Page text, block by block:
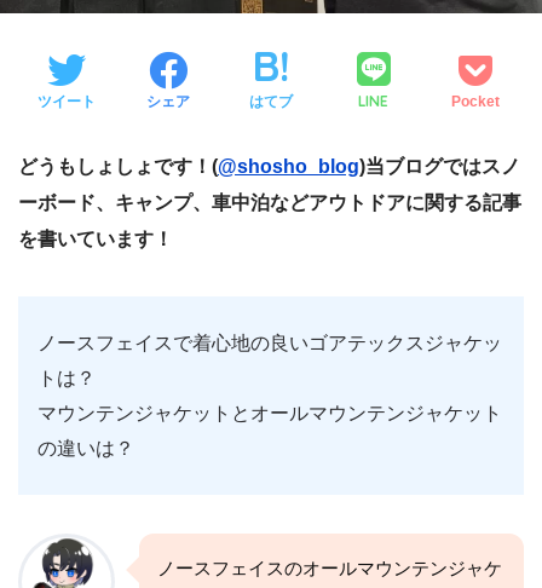
ツイート シェア はてブ LINE Pocket
どうもしょしょです！(@shosho_blog)当ブログではスノ
ーボード、キャンプ、車中泊などアウトドアに関する記事
を書いています！
ノースフェイスで着心地の良いゴアテックスジャケッ
トは？
マウンテンジャケットとオールマウンテンジャケット
の違いは？
ノースフェイスのオールマウンテンジャケ